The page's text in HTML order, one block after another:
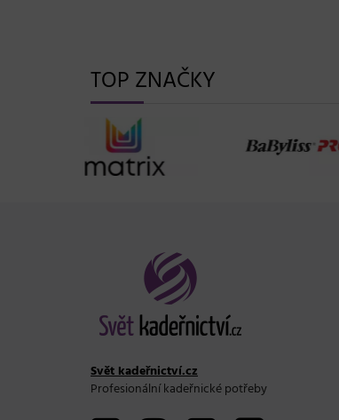
TOP ZNAČKY
Svět kadeřnictví.cz
Profesionální kadeřnické potřeby